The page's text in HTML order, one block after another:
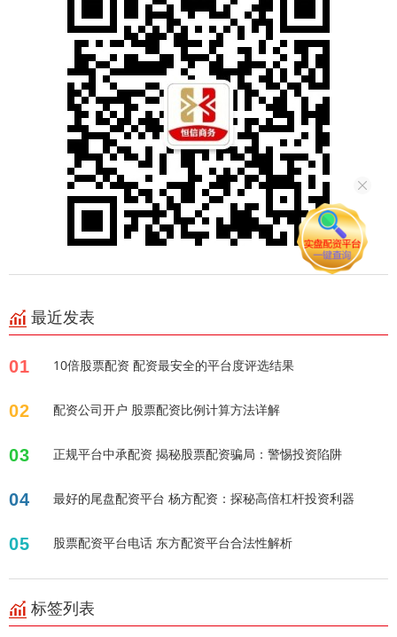
最近发表
01 10倍股票配资 配资最安全的平台度评选结果
02 配资公司开户 股票配资比例计算方法详解
03 正规平台中承配资 揭秘股票配资骗局：警惕投资陷阱
04 最好的尾盘配资平台 杨方配资：探秘高倍杠杆投资利器
05 股票配资平台电话 东方配资平台合法性解析
标签列表